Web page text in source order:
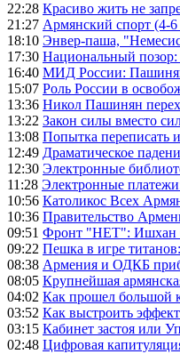
22:28 Красиво жить не
21:27 Армянский спорт (4-6
18:10 Энвер-паша,
17:30 Национальный
16:40 МИД России: Пашинян
15:07 Роль России в
13:36 Никол Пашинян
13:22 Закон силы вместо
13:08 Попытка переписать
12:49 Драматическое
12:30 Электронные
11:28 Электронные
10:56 Католикос Всех
10:36 Правительство
09:51 Фронт "НЕТ": Ишхан
09:22 Пешка в игре
08:38 Армения и ОДКБ
08:05 Крупнейшая
04:02 Как прошел большой
03:52 Как выстроить
03:15 Кабинет застоя или
02:48 Цифровая